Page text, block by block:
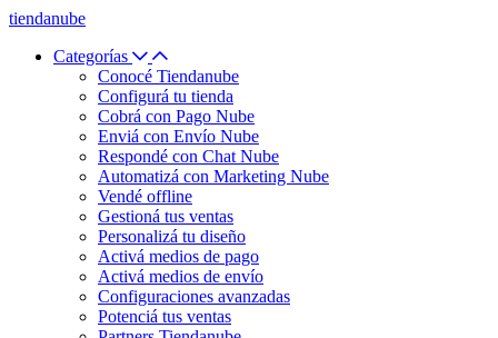
tiendanube
Categorías
Conocé Tiendanube
Configurá tu tienda
Cobrá con Pago Nube
Enviá con Envío Nube
Respondé con Chat Nube
Automatizá con Marketing Nube
Vendé offline
Gestioná tus ventas
Personalizá tu diseño
Activá medios de pago
Activá medios de envío
Configuraciones avanzadas
Potenciá tus ventas